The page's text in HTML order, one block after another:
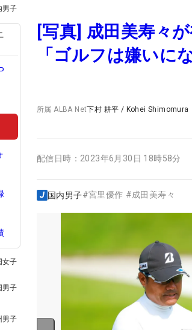
男子
女子
男子
男子
[写真] 成田美寿々
「ゴルフは嫌いに
所属ALBA Net下村 耕平 / Kohei Shimomura
配信日時： 2023年6月30日 18時58分
国内男子#宮里優作 #成田美寿々